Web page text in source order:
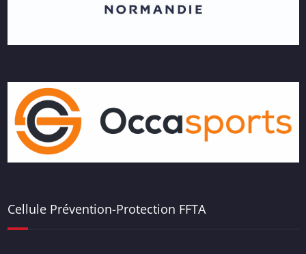
Cellule Prévention-Protection FFTA